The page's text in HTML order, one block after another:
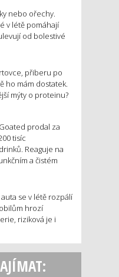
nebo ořechy.
v létě pomáhají
od bolestivé
přiberu po
ho mám dostatek.
mýty o proteinu?
prodal za
tisíc
Reaguje na
a čistém
se v létě rozpálí
hrozí
riziková je i